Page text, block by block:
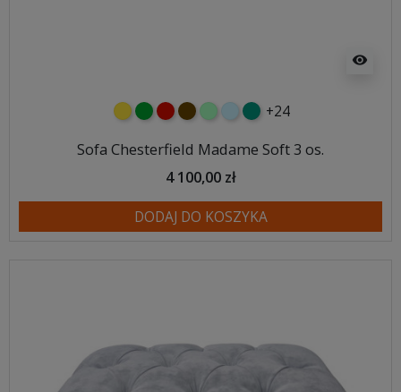
visibility
żółtyzielonyczerwony
czekoladowy
miętowybłękitny
turkusowy
+24
Sofa Chesterfield Madame Soft 3 os.
4 100,00 zł
DODAJ DO KOSZYKA